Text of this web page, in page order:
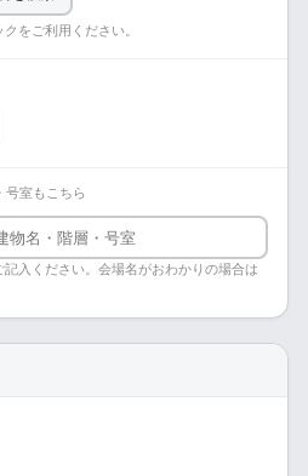
をご利用ください。
室もこちら
入ください。会場名がおわかりの場合は